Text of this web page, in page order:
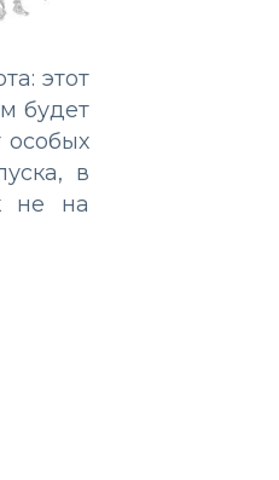
этот
будет
особых
в
не на